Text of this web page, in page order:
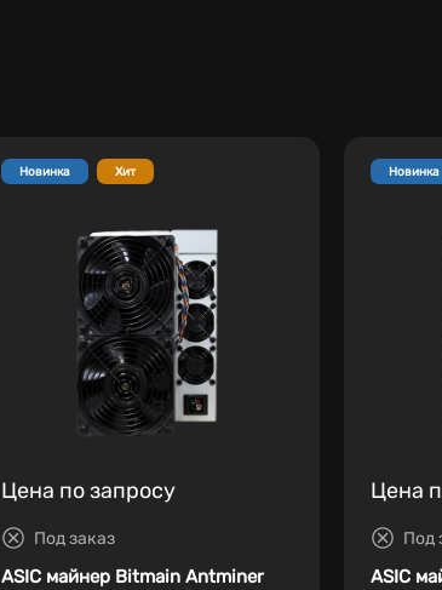
Новинка Хит
Цена по запросу
Под заказ
ASIC майнер Bitmain Antminer
Новинка
Цена
Под
ASIC